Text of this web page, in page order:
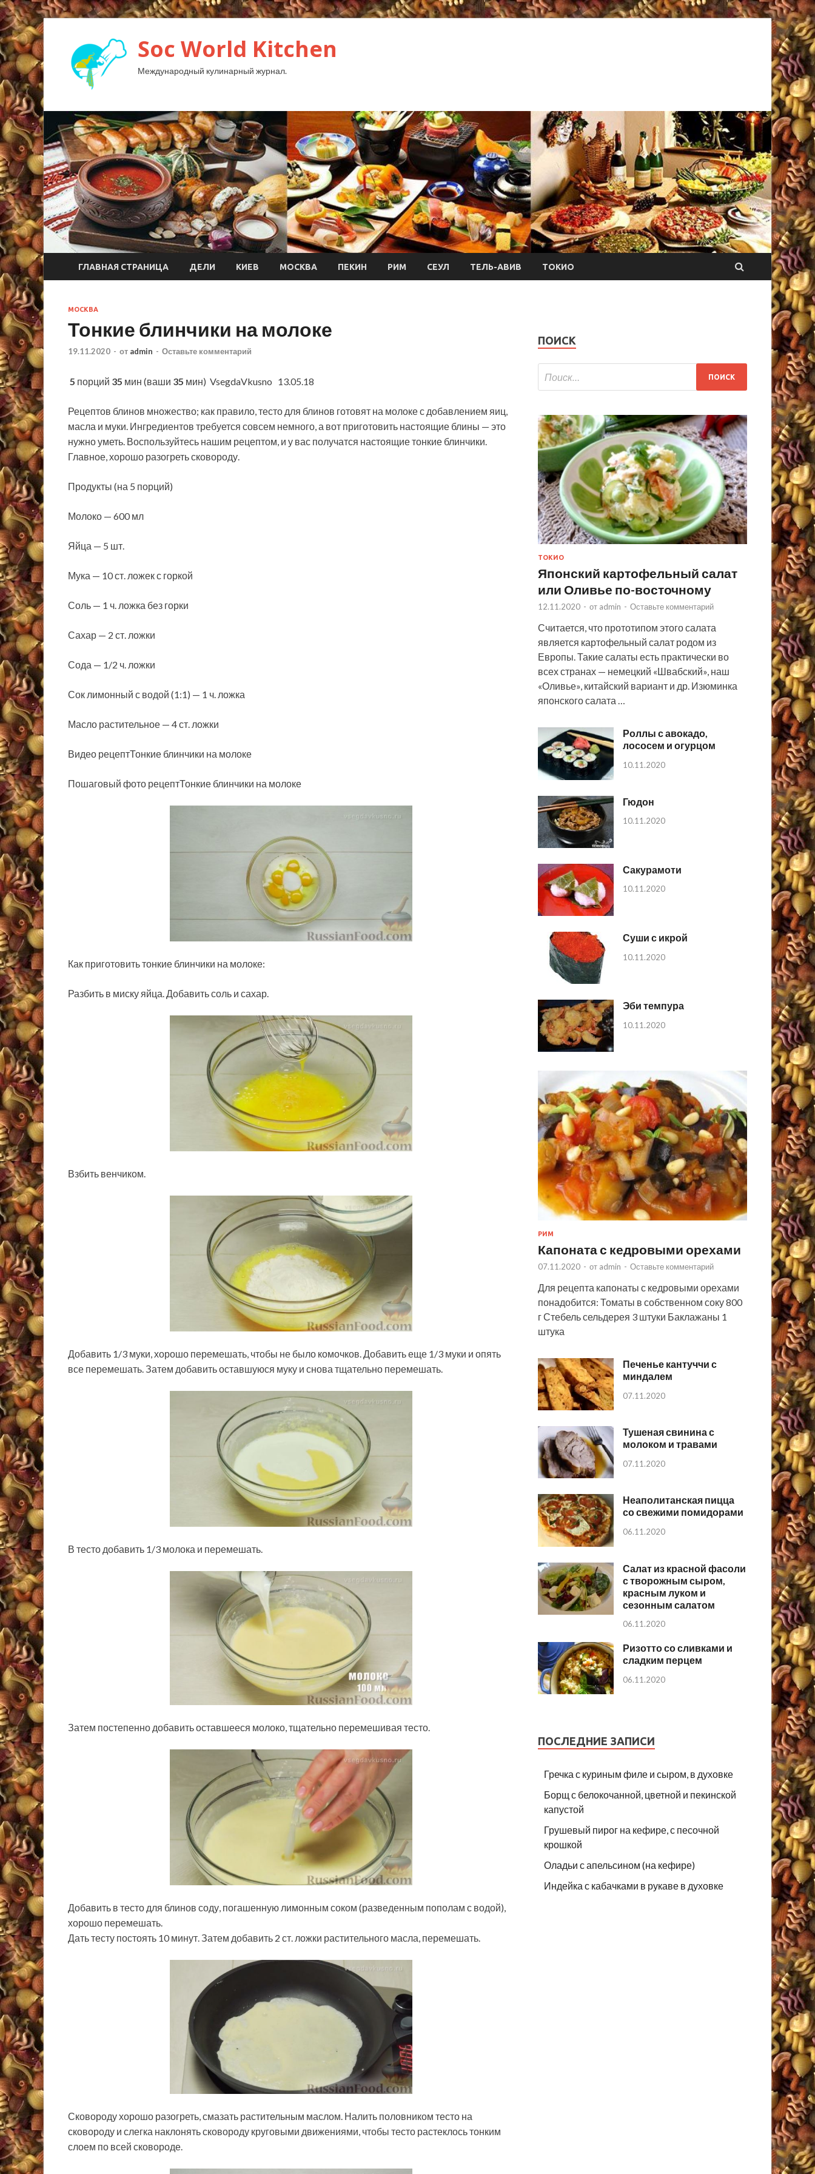
Soc World Kitchen
Международный кулинарный журнал.
ГЛАВНАЯ СТРАНИЦА ДЕЛИ КИЕВ МОСКВА ПЕКИН РИМ СЕУЛ ТЕЛЬ-АВИВ ТОКИО
МОСКВА
Тонкие блинчики на молоке
19.11.2020 - от admin - Оставьте комментарий
5 порций 35 мин (ваши 35 мин) VsegdaVkusno 13.05.18
Рецептов блинов множество; как правило, тесто для блинов готовят на молоке с добавлением яиц,
масла и муки. Ингредиентов требуется совсем немного, а вот приготовить настоящие блины — это
нужно уметь. Воспользуйтесь нашим рецептом, и у вас получатся настоящие тонкие блинчики.
Главное, хорошо разогреть сковороду.
Продукты (на 5 порций)
Молоко — 600 мл
Яйца — 5 шт.
Мука — 10 ст. ложек с горкой
Соль — 1 ч. ложка без горки
Сахар — 2 ст. ложки
Сода — 1/2 ч. ложки
Сок лимонный с водой (1:1) — 1 ч. ложка
Масло растительное — 4 ст. ложки
Видео рецептТонкие блинчики на молоке
Пошаговый фото рецептТонкие блинчики на молоке
Как приготовить тонкие блинчики на молоке:
Разбить в миску яйца. Добавить соль и сахар.
Взбить венчиком.
Добавить 1/3 муки, хорошо перемешать, чтобы не было комочков. Добавить еще 1/3 муки и опять
все перемешать. Затем добавить оставшуюся муку и снова тщательно перемешать.
В тесто добавить 1/3 молока и перемешать.
Затем постепенно добавить оставшееся молоко, тщательно перемешивая тесто.
Добавить в тесто для блинов соду, погашенную лимонным соком (разведенным пополам с водой),
хорошо перемешать.
Дать тесту постоять 10 минут. Затем добавить 2 ст. ложки растительного масла, перемешать.
Сковороду хорошо разогреть, смазать растительным маслом. Налить половником тесто на
сковороду и слегка наклонять сковороду круговыми движениями, чтобы тесто растеклось тонким
слоем по всей сковороде.
ПОИСК
ТОКИО
Японский картофельный салат
или Оливье по-восточному
12.11.2020 - от admin - Оставьте комментарий
Считается, что прототипом этого салата
является картофельный салат родом из
Европы. Такие салаты есть практически во
всех странах — немецкий «Швабский», наш
«Оливье», китайский вариант и др. Изюминка
японского салата …
Роллы с авокадо,
лососем и огурцом
10.11.2020
Гюдон
10.11.2020
Сакурамоти
10.11.2020
Суши с икрой
10.11.2020
Эби темпура
10.11.2020
РИМ
Капоната с кедровыми орехами
07.11.2020 - от admin - Оставьте комментарий
Для рецепта капонаты с кедровыми орехами
понадобится: Томаты в собственном соку 800
г Стебель сельдерея 3 штуки Баклажаны 1
штука
Печенье кантуччи с
миндалем
07.11.2020
Тушеная свинина с
молоком и травами
07.11.2020
Неаполитанская пицца
со свежими помидорами
06.11.2020
Салат из красной фасоли
с творожным сыром,
красным луком и
сезонным салатом
06.11.2020
Ризотто со сливками и
сладким перцем
06.11.2020
ПОСЛЕДНИЕ ЗАПИСИ
Гречка с куриным филе и сыром, в духовке
Борщ с белокочанной, цветной и пекинской
капустой
Грушевый пирог на кефире, с песочной
крошкой
Оладьи с апельсином (на кефире)
Индейка с кабачками в рукаве в духовке